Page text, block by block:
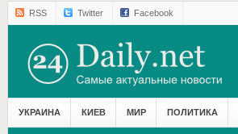
RSS Twitter Facebook
УКРАИНА КИЕВ МИР ПОЛИТИКА